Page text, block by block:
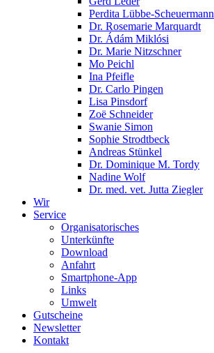
Perdita Lübbe-Scheuermann
Dr. Rosemarie Marquardt
Dr. Ádám Miklósi
Dr. Marie Nitzschner
Mo Peichl
Ina Pfeifle
Dr. Carlo Pingen
Lisa Pinsdorf
Zoë Schneider
Swanie Simon
Sophie Strodtbeck
Andreas Stünkel
Dr. Dominique M. Tordy
Nadine Wolf
Dr. med. vet. Jutta Ziegler
Wir
Service
Organisatorisches
Unterkünfte
Download
Anfahrt
Smartphone-App
Links
Umwelt
Gutscheine
Newsletter
Kontakt